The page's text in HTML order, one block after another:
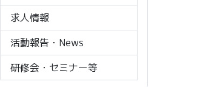
求人情報
活動報告・News
研修会・セミナー等